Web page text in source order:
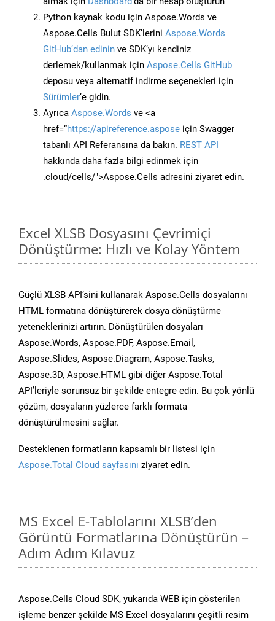
Python kaynak kodu için Aspose.Words ve
Aspose.Cells Bulut SDK’lerini Aspose.Words
GitHub’dan edinin ve SDK’yı kendiniz
derlemek/kullanmak için Aspose.Cells GitHub
deposu veya alternatif indirme seçenekleri için
Sürümler‘e gidin.
Ayrıca Aspose.Words ve <a
href=“https://apireference.aspose için Swagger
tabanlı API Referansına da bakın. REST API
hakkında daha fazla bilgi edinmek için
.cloud/cells/">Aspose.Cells adresini ziyaret edin.
Excel XLSB Dosyasını Çevrimiçi
Dönüştürme: Hızlı ve Kolay Yöntem
Güçlü XLSB API’sini kullanarak Aspose.Cells dosyalarını
HTML formatına dönüştürerek dosya dönüştürme
yeteneklerinizi artırın. Dönüştürülen dosyaları
Aspose.Words, Aspose.PDF, Aspose.Email,
Aspose.Slides, Aspose.Diagram, Aspose.Tasks,
Aspose.3D, Aspose.HTML gibi diğer Aspose.Total
API’leriyle sorunsuz bir şekilde entegre edin. Bu çok yönlü
çözüm, dosyaların yüzlerce farklı formata
dönüştürülmesini sağlar.
Desteklenen formatların kapsamlı bir listesi için
Aspose.Total Cloud sayfasını ziyaret edin.
MS Excel E-Tablolarını XLSB’den
Görüntü Formatlarına Dönüştürün –
Adım Adım Kılavuz
Aspose.Cells Cloud SDK, yukarıda WEB için gösterilen
işleme benzer şekilde MS Excel dosyalarını çeşitli resim